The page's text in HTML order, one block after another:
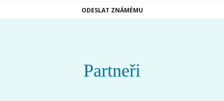
ODESLAT ZNÁMÉMU
Partneři